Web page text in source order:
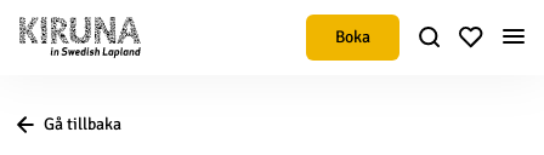
Boka
Gå tillbaka